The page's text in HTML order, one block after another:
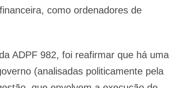
como ordenadores de
ADPF 982, foi reafirmar que há uma
(analisadas politicamente pela